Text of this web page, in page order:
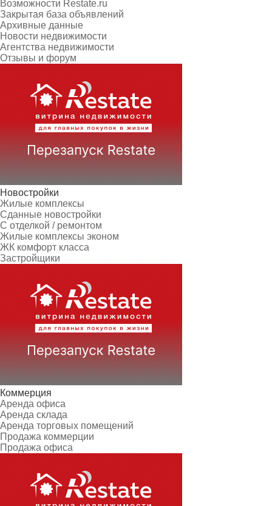
Возможности Restate.ru
Закрытая база объявлений
Архивные данные
Новости недвижимости
Агентства недвижимости
Отзывы и форум
Новостройки
Жилые комплексы
Сданные новостройки
С отделкой / ремонтом
Жилые комплексы эконом
ЖК комфорт класса
Застройщики
Коммерция
Аренда офиса
Аренда склада
Аренда торговых помещений
Продажа коммерции
Продажа офиса